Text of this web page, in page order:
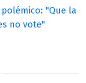
"Que la
no vote"